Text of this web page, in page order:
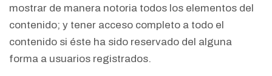
mostrar de manera notoria todos los elementos del
contenido; y tener acceso completo a todo el
contenido si éste ha sido reservado del alguna
forma a usuarios registrados.